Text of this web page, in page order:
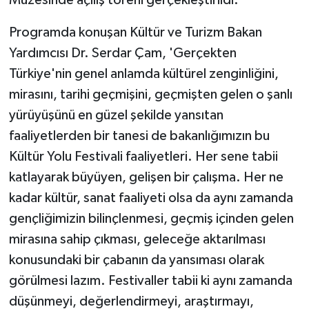
Programda konuşan Kültür ve Turizm Bakan
Yardımcısı Dr. Serdar Çam, 'Gerçekten
Türkiye'nin genel anlamda kültürel zenginliğini,
mirasını, tarihi geçmişini, geçmişten gelen o şanlı
yürüyüşünü en güzel şekilde yansıtan
faaliyetlerden bir tanesi de bakanlığımızın bu
Kültür Yolu Festivali faaliyetleri. Her sene tabii
katlayarak büyüyen, gelişen bir çalışma. Her ne
kadar kültür, sanat faaliyeti olsa da aynı zamanda
gençliğimizin bilinçlenmesi, geçmiş içinden gelen
mirasına sahip çıkması, geleceğe aktarılması
konusundaki bir çabanın da yansıması olarak
görülmesi lazım. Festivaller tabii ki aynı zamanda
düşünmeyi, değerlendirmeyi, araştırmayı,